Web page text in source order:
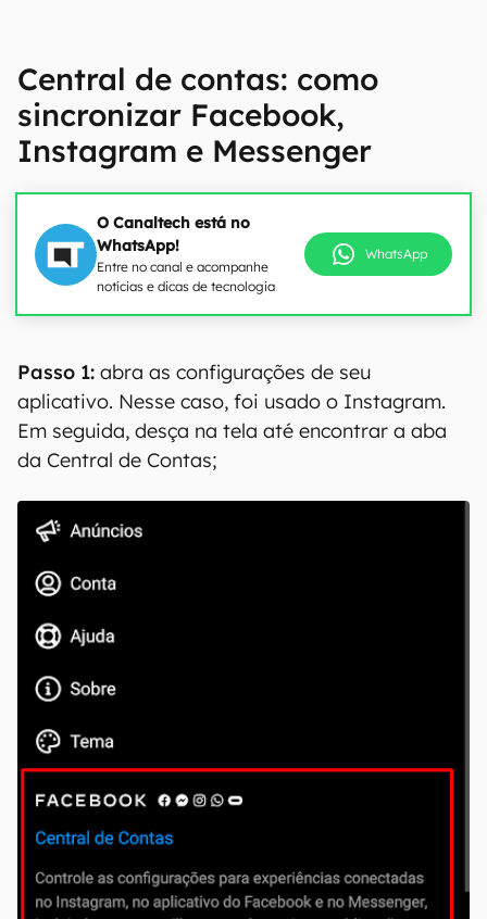
Central de contas: como
sincronizar Facebook,
Instagram e Messenger
O Canaltech está no
WhatsApp!
Entre no canal e acompanhe
notícias e dicas de tecnologia
WhatsApp
Passo 1: abra as configurações de seu
aplicativo. Nesse caso, foi usado o Instagram.
Em seguida, desça na tela até encontrar a aba
da Central de Contas;